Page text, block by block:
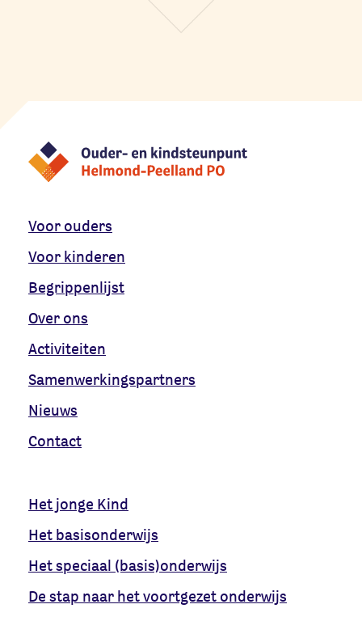
Voor ouders
Voor kinderen
Begrippenlijst
Over ons
Activiteiten
Samenwerkingspartners
Nieuws
Contact
Het jonge Kind
Het basisonderwijs
Het speciaal (basis)onderwijs
De stap naar het voortgezet onderwijs